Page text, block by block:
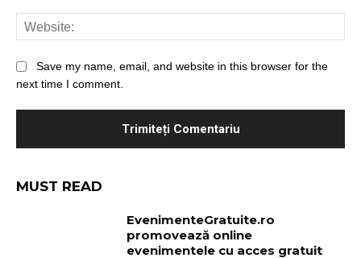
Save my name, email, and website in this browser for the
next time I comment.
MUST READ
EvenimenteGratuite.ro
promovează online
evenimentele cu acces gratuit